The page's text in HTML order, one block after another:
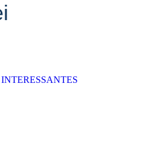
INTERESSANTES